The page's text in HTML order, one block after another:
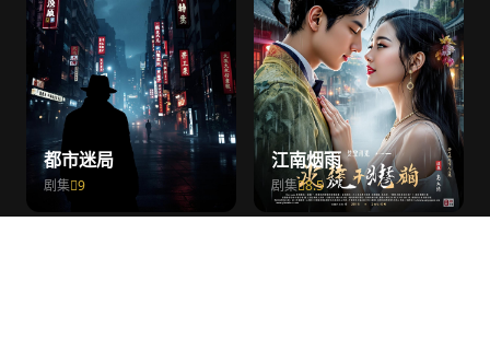
都市迷局
剧集 9
江南烟雨
剧集 8.5